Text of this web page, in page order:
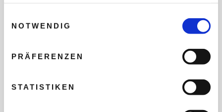
NOTWENDIG
PRÄFERENZEN
STATISTIKEN
TEILNEHMER